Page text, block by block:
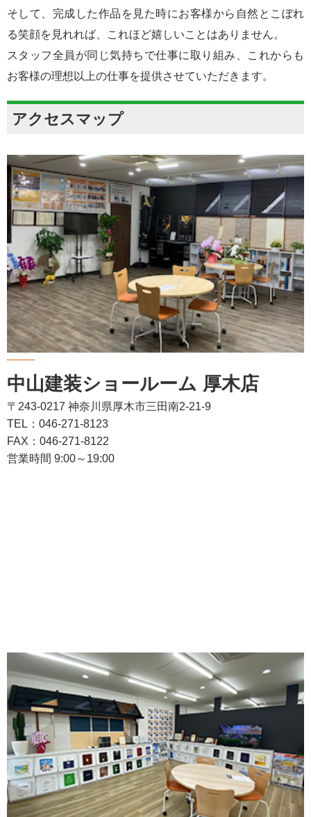
そして、完成した作品を見た時にお客様から自然とこぼれ
る笑顔を見れれば、これほど嬉しいことはありません。
スタッフ全員が同じ気持ちで仕事に取り組み、これからも
お客様の理想以上の仕事を提供させていただきます。
アクセスマップ
中山建装ショールーム 厚木店
〒243-0217 神奈川県厚木市三田南2-21-9
TEL：046-271-8123
FAX：046-271-8122
営業時間 9:00～19:00